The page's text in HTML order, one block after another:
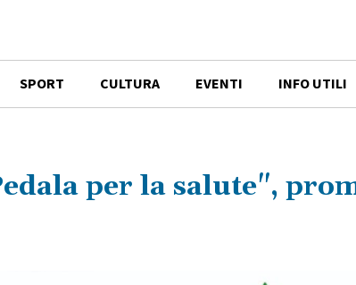
SPORT CULTURA EVENTI INFO UTILI
per la salute",